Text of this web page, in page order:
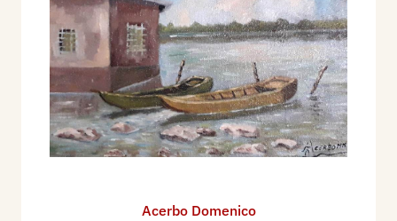
Acerbo Domenico